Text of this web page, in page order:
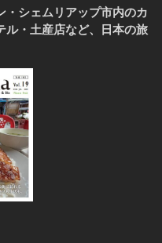
・シェムリアップ市内のカ
ル・土産店など、日本の旅